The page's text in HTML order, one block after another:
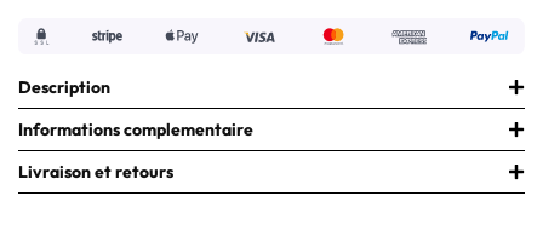
Description
Informations complementaire
Livraison et retours